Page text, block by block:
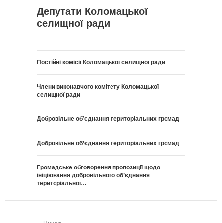
Депутати Коломацької
селищної ради
Постійні комісії Коломацької селищної ради
Члени виконавчого комітету Коломацької
селищної ради
Добровільне об’єднання територіальних громад
Добровільне об’єднання територіальних громад
Громадське обговорення пропозиції щодо
ініціювання добровільного об’єднання
територіальної…